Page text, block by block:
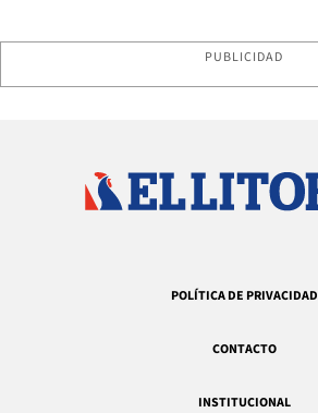
PUBLICIDAD
POLÍTICA DE PRIVACIDAD
CONTACTO
INSTITUCIONAL